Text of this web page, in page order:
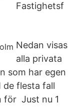
Fastighetsf
Nedan visas
alla privata
som har egen
de flesta fall
för Just nu 1